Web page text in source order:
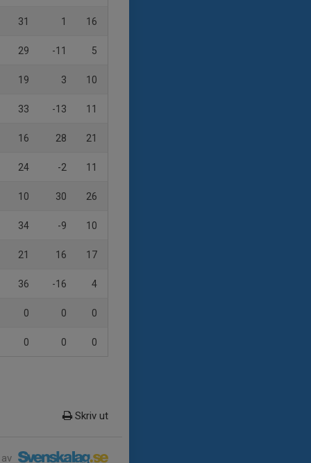
31 1 16
29 -11 5
19 3 10
33 -13 11
16 28 21
24 -2 11
10 30 26
34 -9 10
21 16 17
36 -16 4
0 0 0
0 0 0
Skriv ut